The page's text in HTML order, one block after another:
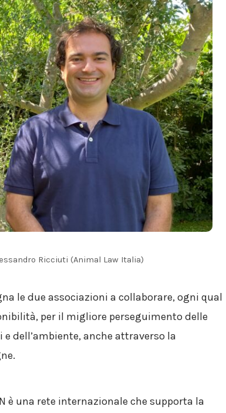
Ricciuti (Animal Law Italia)
le due associazioni a collaborare, ogni qual
per il migliore perseguimento delle
dell’ambiente, anche attraverso la
è una rete internazionale che supporta la